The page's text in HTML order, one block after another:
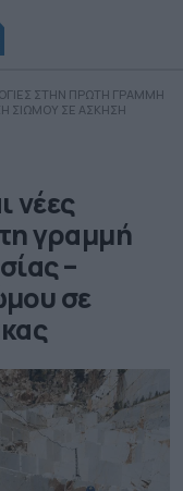
ΣΤΗΝ ΠΡΩΤΗ ΓΡΑΜΜΗ
ΣΙΩΜΟΥ ΣΕ ΑΣΚΗΣΗ
νέες
γραμμή
–
σε